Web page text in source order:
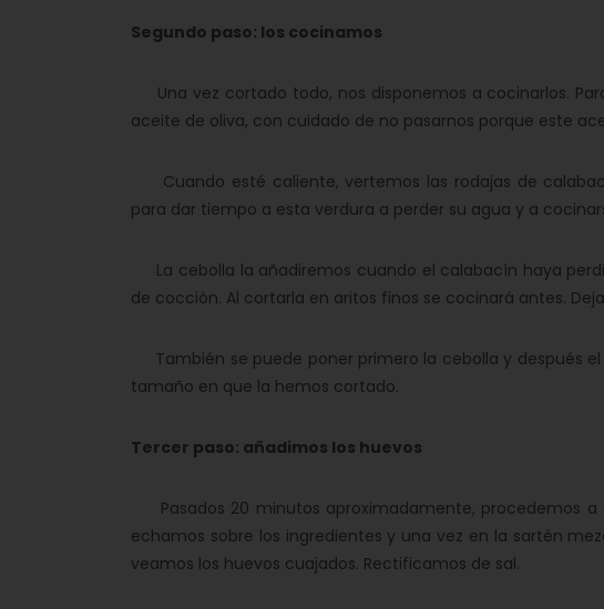
Segundo paso: los cocinamos
Una vez cortado todo, nos disponemos a cocinarlos.
aceite de oliva, con cuidado de no pasarnos porque este
Cuando esté caliente, vertemos las rodajas de
para dar tiempo a esta verdura a perder su agua y a
La cebolla la añadiremos cuando el calabacín haya
de cocción. Al cortarla en aritos finos se cocinará antes.
También se puede poner primero la cebolla y después
tamaño en que la hemos cortado.
Tercer paso: añadimos los huevos
Pasados 20 minutos aproximadamente, procedemos a
echamos sobre los ingredientes y una vez en la sartén
veamos los huevos cuajados. Rectificamos de sal.